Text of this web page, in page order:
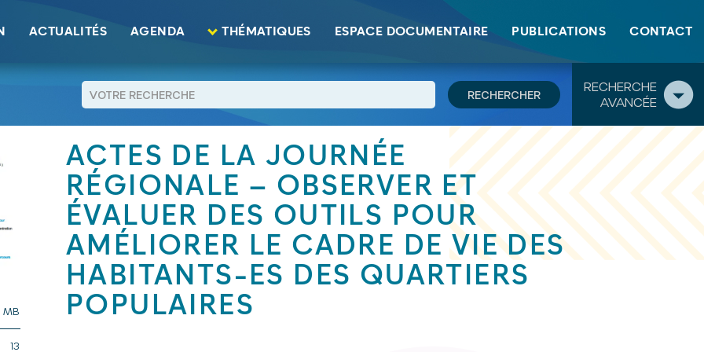
ACTUALITÉS AGENDA THÉMATIQUES ESPACE DOCUMENTAIRE PUBLICATIONS CONTACT
RECHERCHE
AVANCÉE
– Observer et évaluer des outils pour améliorer le cadre de vie des habitants-es des quartiers populaires
MB
13
RETOUR
ACTES DE LA JOURNÉE
RÉGIONALE – OBSERVER ET
ÉVALUER DES OUTILS POUR
AMÉLIORER LE CADRE DE VIE DES
HABITANTS-ES DES QUARTIERS
POPULAIRES